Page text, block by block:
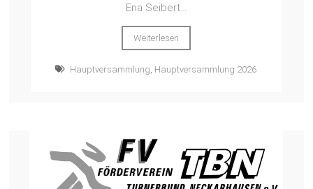
Ena Seibert...
Weiterlesen
Hauptversammlung, Hauptversammlung 2026